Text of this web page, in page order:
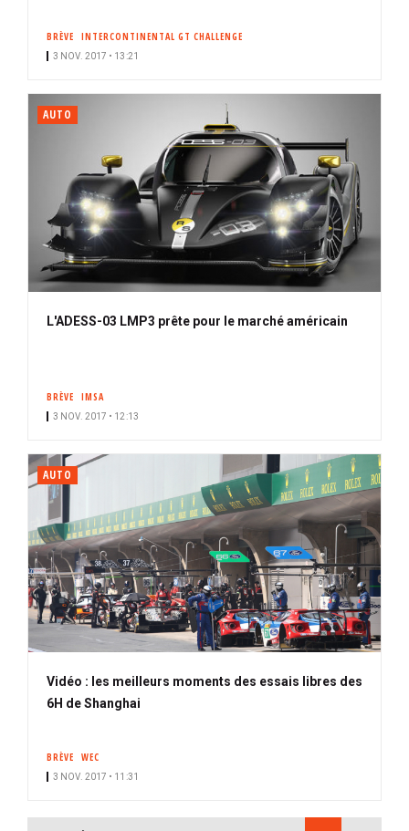
BRÈVE INTERCONTINENTAL GT CHALLENGE
3 NOV. 2017 • 13:21
AUTO
L'ADESS-03 LMP3 prête pour le marché américain
BRÈVE IMSA
3 NOV. 2017 • 12:13
AUTO
Vidéo : les meilleurs moments des essais libres des
6H de Shanghai
BRÈVE WEC
3 NOV. 2017 • 11:31